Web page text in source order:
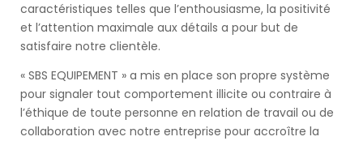
caractéristiques telles que l’enthousiasme, la positivité
et l’attention maximale aux détails a pour but de
satisfaire notre clientèle.
« SBS EQUIPEMENT » a mis en place son propre système
pour signaler tout comportement illicite ou contraire à
l’éthique de toute personne en relation de travail ou de
collaboration avec notre entreprise pour accroître la